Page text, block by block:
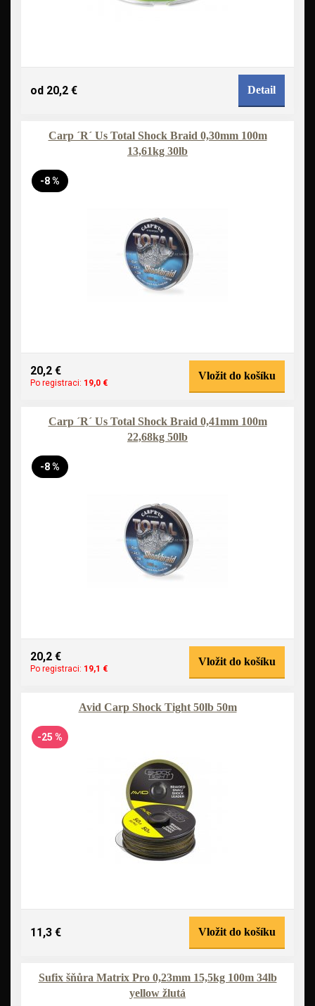
od 20,2 € Detail
Carp ´R´ Us Total Shock Braid 0,30mm 100m
13,61kg 30lb
-8 %
20,2 €
Po registraci: 19,0 €
Vložit do košíku
Carp ´R´ Us Total Shock Braid 0,41mm 100m
22,68kg 50lb
-8 %
20,2 €
Po registraci: 19,1 €
Vložit do košíku
Avid Carp Shock Tight 50lb 50m
-25 %
11,3 € Vložit do košíku
Sufix šňůra Matrix Pro 0,23mm 15,5kg 100m 34lb
yellow žlutá